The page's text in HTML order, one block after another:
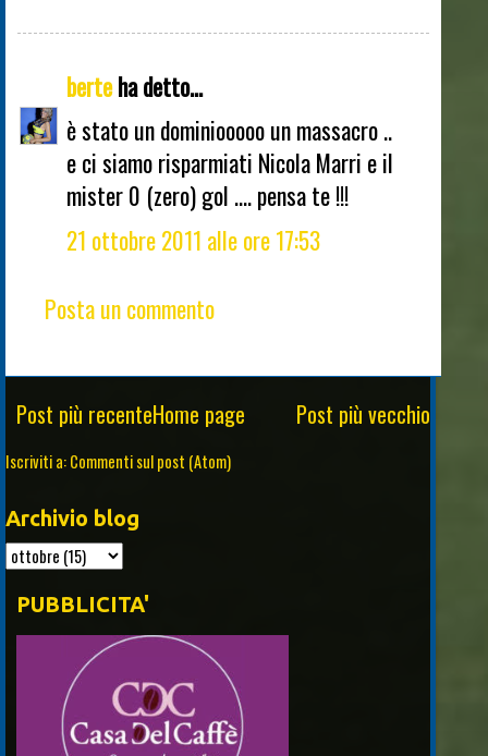
berteha detto...
è stato un dominiooooo un massacro ..
e ci siamo risparmiati Nicola Marri e il
mister 0 (zero) gol .... pensa te !!!
21 ottobre 2011 alle ore 17:53
Posta un commento
Post più recente Post più vecchio
Home page
Iscriviti a:Commenti sul post (Atom)
Archivio blog
PUBBLICITA'